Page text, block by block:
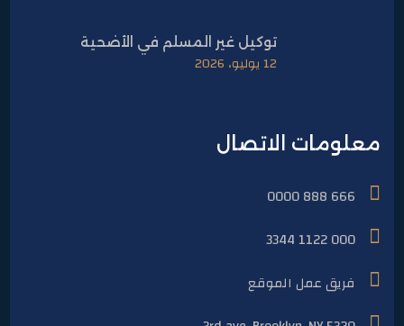
توكيل غير المسلم في الأضحية
12 يوليو، 2026
معلومات الاتصال
666 888 0000
000 1122 3344
فريق عمل الموقع